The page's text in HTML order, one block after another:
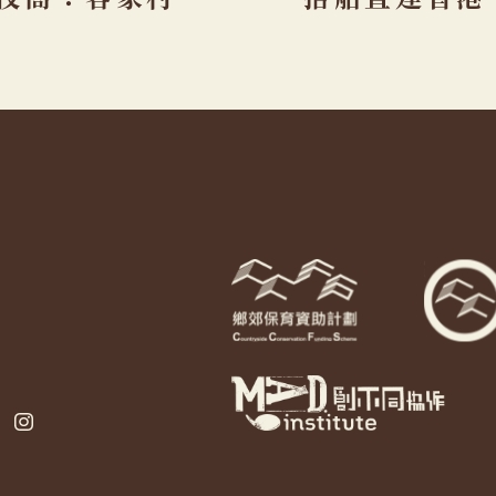
Instagram